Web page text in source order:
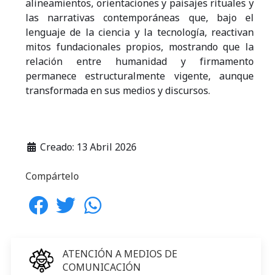
alineamientos, orientaciones y paisajes rituales y
las narrativas contemporáneas que, bajo el
lenguaje de la ciencia y la tecnología, reactivan
mitos fundacionales propios, mostrando que la
relación entre humanidad y firmamento
permanece estructuralmente vigente, aunque
transformada en sus medios y discursos.
Creado: 13 Abril 2026
Compártelo
ATENCIÓN A MEDIOS DE
COMUNICACIÓN